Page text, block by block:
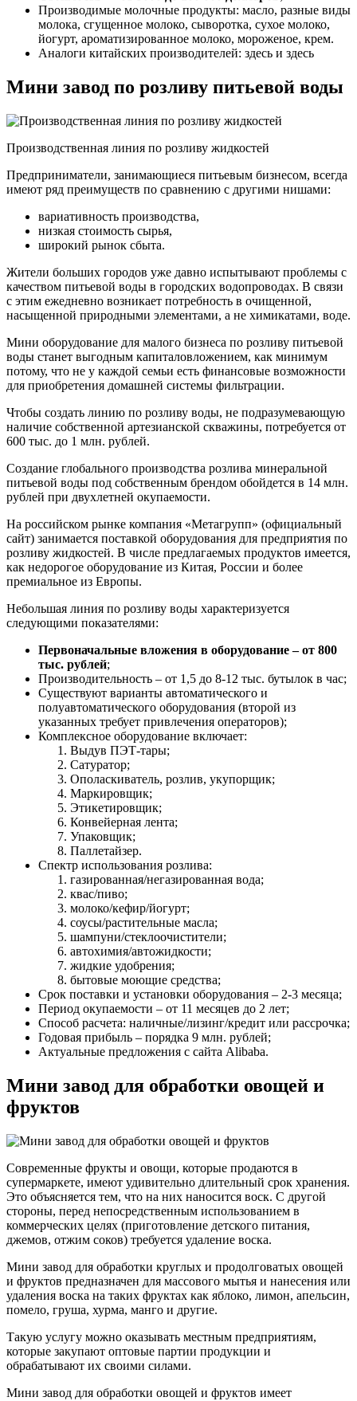
Производимые молочные продукты: масло, разные виды
молока, сгущенное молоко, сыворотка, сухое молоко,
йогурт, ароматизированное молоко, мороженое, крем.
Аналоги китайских производителей: здесь и здесь
Мини завод по розливу питьевой воды
Производственная линия по розливу жидкостей
Предприниматели, занимающиеся питьевым бизнесом, всегда
имеют ряд преимуществ по сравнению с другими нишами:
вариативность производства,
низкая стоимость сырья,
широкий рынок сбыта.
Жители больших городов уже давно испытывают проблемы с
качеством питьевой воды в городских водопроводах. В связи
с этим ежедневно возникает потребность в очищенной,
насыщенной природными элементами, а не химикатами, воде.
Мини оборудование для малого бизнеса по розливу питьевой
воды станет выгодным капиталовложением, как минимум
потому, что не у каждой семьи есть финансовые возможности
для приобретения домашней системы фильтрации.
Чтобы создать линию по розливу воды, не подразумевающую
наличие собственной артезианской скважины, потребуется от
600 тыс. до 1 млн. рублей.
Создание глобального производства розлива минеральной
питьевой воды под собственным брендом обойдется в 14 млн.
рублей при двухлетней окупаемости.
На российском рынке компания «Метагрупп» (официальный
сайт) занимается поставкой оборудования для предприятия по
розливу жидкостей. В числе предлагаемых продуктов имеется,
как недорогое оборудование из Китая, России и более
премиальное из Европы.
Небольшая линия по розливу воды характеризуется
следующими показателями:
Первоначальные вложения в оборудование – от 800
тыс. рублей;
Производительность – от 1,5 до 8-12 тыс. бутылок в час;
Существуют варианты автоматического и
полуавтоматического оборудования (второй из
указанных требует привлечения операторов);
Комплексное оборудование включает:
Выдув ПЭТ-тары;
Сатуратор;
Ополаскиватель, розлив, укупорщик;
Маркировщик;
Этикетировщик;
Конвейерная лента;
Упаковщик;
Паллетайзер.
Спектр использования розлива:
газированная/негазированная вода;
квас/пиво;
молоко/кефир/йогурт;
соусы/растительные масла;
шампуни/стеклоочистители;
автохимия/автожидкости;
жидкие удобрения;
бытовые моющие средства;
Срок поставки и установки оборудования – 2-3 месяца;
Период окупаемости – от 11 месяцев до 2 лет;
Способ расчета: наличные/лизинг/кредит или рассрочка;
Годовая прибыль – порядка 9 млн. рублей;
Актуальные предложения с сайта Alibaba.
Мини завод для обработки овощей и
фруктов
Современные фрукты и овощи, которые продаются в
супермаркете, имеют удивительно длительный срок хранения.
Это объясняется тем, что на них наносится воск. С другой
стороны, перед непосредственным использованием в
коммерческих целях (приготовление детского питания,
джемов, отжим соков) требуется удаление воска.
Мини завод для обработки круглых и продолговатых овощей
и фруктов предназначен для массового мытья и нанесения или
удаления воска на таких фруктах как яблоко, лимон, апельсин,
помело, груша, хурма, манго и другие.
Такую услугу можно оказывать местным предприятиям,
которые закупают оптовые партии продукции и
обрабатывают их своими силами.
Мини завод для обработки овощей и фруктов имеет